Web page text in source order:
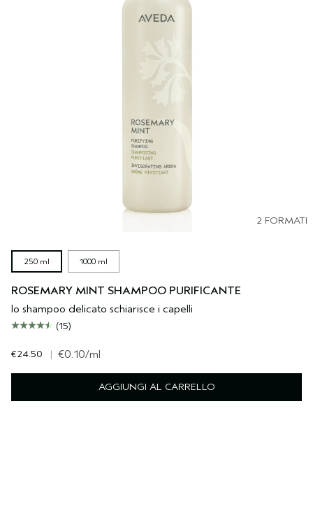
2 FORMATI
250 ml 1000 ml
ROSEMARY MINT SHAMPOO PURIFICANTE
lo shampoo delicato schiarisce i capelli
(15)
€24.50 | €0.10/ml
AGGIUNGI AL CARRELLO